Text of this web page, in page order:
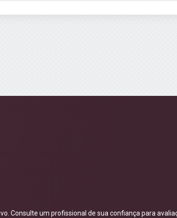
Consulte um profissional de sua confiança para